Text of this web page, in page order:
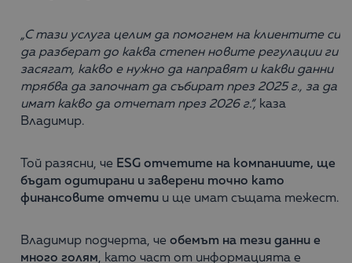
„С тази услуга целим да помогнем на клиентите си
да разберат до каква степен новите регулации ги
засягат, какво е нужно да направят и какви данни
трябва да започнат да събират през 2025 г., за да
имат какво да отчетат през 2026 г.“, каза
Владимир.
Той разясни, че ESG отчетите на компаниите, ще
бъдат одитирани и заверени точно като
финансовите отчети и ще имат същата тежест.
Владимир подчерта, че обемът на тези данни е
много голям, като част от информацията е